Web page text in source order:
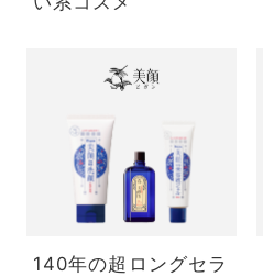
140年の超ロングセラ